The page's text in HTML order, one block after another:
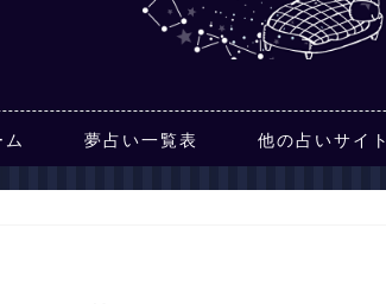
ム 夢占い一覧表 他の占いサイト